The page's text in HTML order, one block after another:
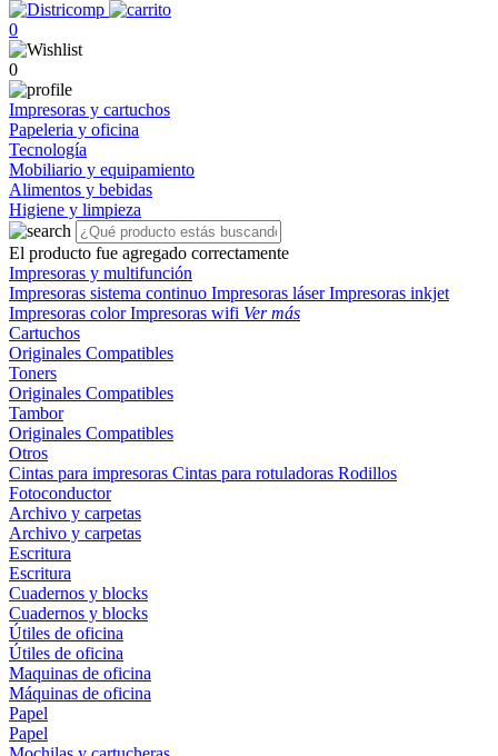
0
0
Impresoras y cartuchos
Papeleria y oficina
Tecnología
Mobiliario y equipamiento
Alimentos y bebidas
Higiene y limpieza
El producto fue agregado correctamente
Impresoras y multifunción
Impresoras sistema continuo Impresoras láserImpresoras inkjet
Impresoras colorImpresoras wifi Ver más
Cartuchos
Originales Compatibles
Toners
Originales Compatibles
Tambor
Originales Compatibles
Otros
Cintas para impresoras Cintas para rotuladoras Rodillos
Fotoconductor
Archivo y carpetas
Archivo y carpetas
Escritura
Escritura
Cuadernos y blocks
Cuadernos y blocks
Útiles de oficina
Útiles de oficina
Maquinas de oficina
Máquinas de oficina
Papel
Papel